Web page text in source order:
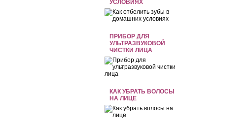
УСЛОВИЯХ
ПРИБОР ДЛЯ
УЛЬТРАЗВУКОВОЙ
ЧИСТКИ ЛИЦА
КАК УБРАТЬ ВОЛОСЫ
НА ЛИЦЕ